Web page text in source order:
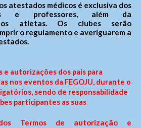
atestados médicos é exclusiva dos
e professores, além da
dos atletas. Os clubes serão
o regulamento e averiguarem a
e autorizações dos pais para
nos eventos da FEGOJU, durante o
sendo de responsabilidade
participantes as suas
Termos de autorização e